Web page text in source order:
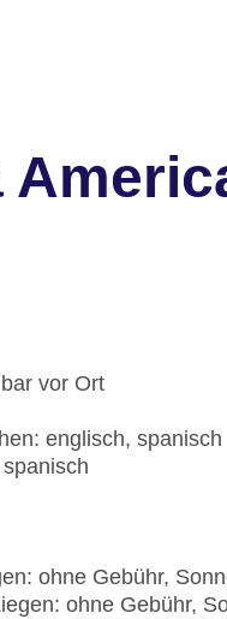
vor Ort
englisch, spanisch
ohne Gebühr,
ohne Gebühr,